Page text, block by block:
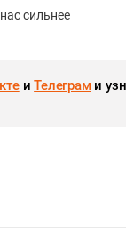
сильнее
иТелеграми